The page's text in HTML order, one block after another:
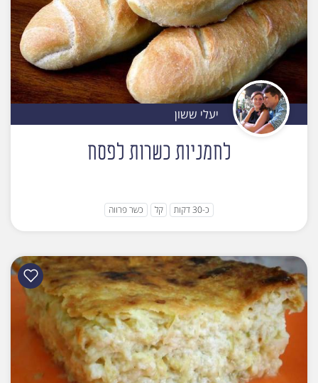
יעלי ששון
לחמניות כשרות לפסח
כ-30 דקות קל כשר פרווה